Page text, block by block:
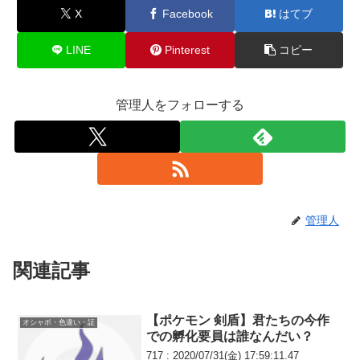
X Facebook はてブ
LINE Pinterest コピー
管理人をフォローする
管理人
関連記事
オシャボ・色違い・証
【ポケモン 剣盾】君たちの今作
での孵化要員は誰なんだい？
717 : 2020/07/31(金) 17:59:11.47